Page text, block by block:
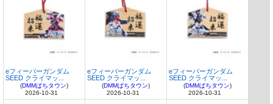
eフィーバーガンダム
SEED クライマッ...
(DMMぱちタウン)
2026-10-31
eフィーバーガンダム
SEED クライマッ...
(DMMぱちタウン)
2026-10-31
eフィーバーガンダム
SEED クライマッ...
(DMMぱちタウン)
2026-10-31